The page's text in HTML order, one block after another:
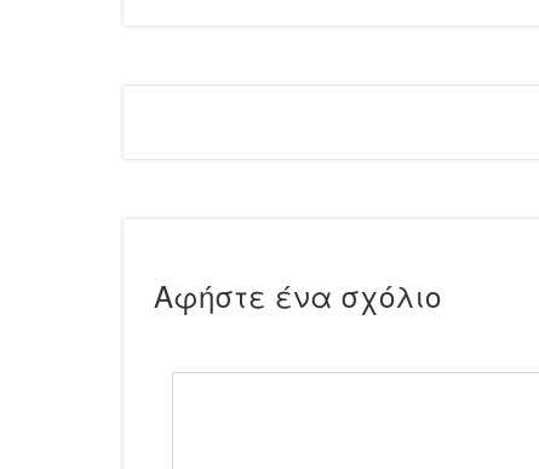
Αφήστε ένα σχόλιο